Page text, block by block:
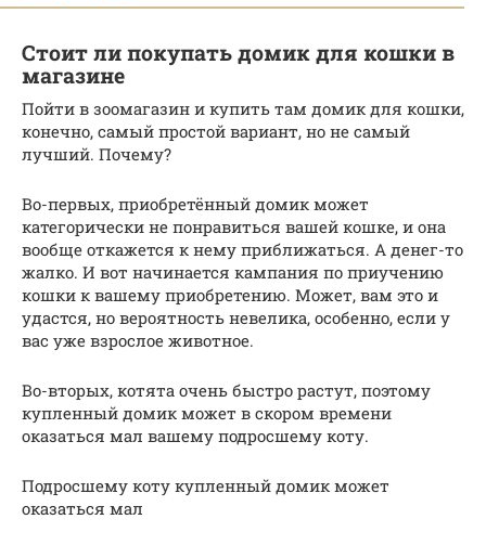
Стоит ли покупать домик для кошки в
магазине
Пойти в зоомагазин и купить там домик для кошки,
конечно, самый простой вариант, но не самый
лучший. Почему?
Во-первых, приобретённый домик может
категорически не понравиться вашей кошке, и она
вообще откажется к нему приближаться. А денег-то
жалко. И вот начинается кампания по приучению
кошки к вашему приобретению. Может, вам это и
удастся, но вероятность невелика, особенно, если у
вас уже взрослое животное.
Во-вторых, котята очень быстро растут, поэтому
купленный домик может в скором времени
оказаться мал вашему подросшему коту.
Подросшему коту купленный домик может
оказаться мал